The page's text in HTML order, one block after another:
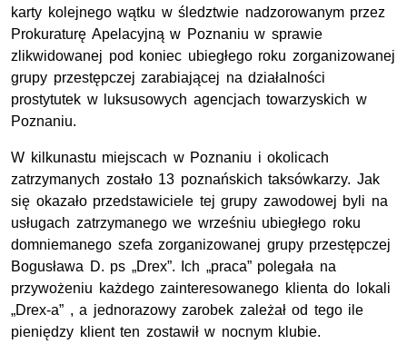
karty kolejnego wątku w śledztwie nadzorowanym przez
Prokuraturę Apelacyjną w Poznaniu w sprawie
zlikwidowanej pod koniec ubiegłego roku zorganizowanej
grupy przestępczej zarabiającej na działalności
prostytutek w luksusowych agencjach towarzyskich w
Poznaniu.
W kilkunastu miejscach w Poznaniu i okolicach
zatrzymanych zostało 13 poznańskich taksówkarzy. Jak
się okazało przedstawiciele tej grupy zawodowej byli na
usługach zatrzymanego we wrześniu ubiegłego roku
domniemanego szefa zorganizowanej grupy przestępczej
Bogusława D. ps „Drex”. Ich „praca” polegała na
przywożeniu każdego zainteresowanego klienta do lokali
„Drex-a” , a jednorazowy zarobek zależał od tego ile
pieniędzy klient ten zostawił w nocnym klubie.